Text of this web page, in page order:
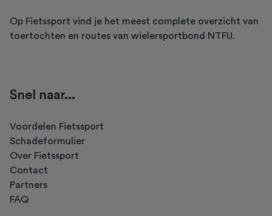
Op Fietssport vind je het meest complete overzicht van
toertochten en routes van wielersportbond NTFU.
Snel naar...
Voordelen Fietssport
Schadeformulier
Over Fietssport
Contact
Partners
FAQ